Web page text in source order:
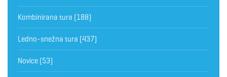
Kombinirana tura (188)
Ledno-snežna tura (437)
Novice (53)